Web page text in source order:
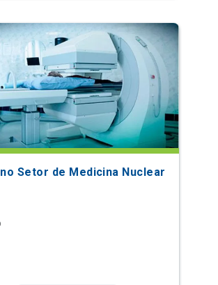
Setor de Medicina Nuclear